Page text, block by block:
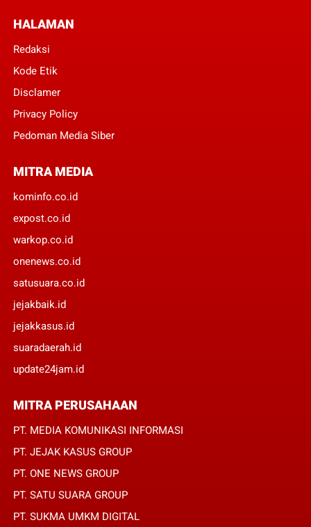
HALAMAN
Redaksi
Kode Etik
Disclamer
Privacy Policy
Pedoman Media Siber
MITRA MEDIA
kominfo.co.id
expost.co.id
warkop.co.id
onenews.co.id
satusuara.co.id
jejakbaik.id
jejakkasus.id
suaradaerah.id
update24jam.id
MITRA PERUSAHAAN
PT. MEDIA KOMUNIKASI INFORMASI
PT. JEJAK KASUS GROUP
PT. ONE NEWS GROUP
PT. SATU SUARA GROUP
PT. SUKMA UMKM DIGITAL